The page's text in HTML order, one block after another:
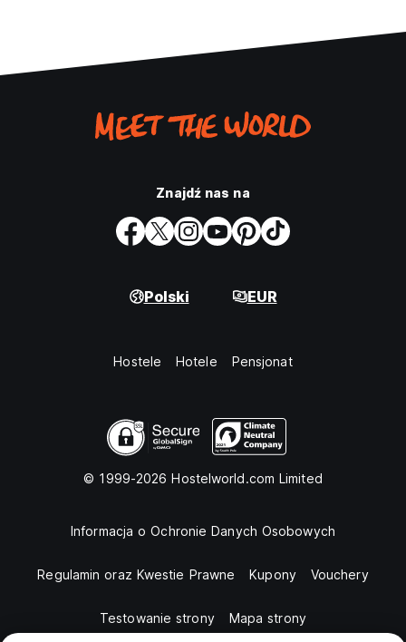
Znajdź nas na
Polski EUR
Hostele Hotele Pensjonat
© 1999-2026 Hostelworld.com Limited
Informacja o Ochronie Danych Osobowych
Regulamin oraz Kwestie Prawne Kupony Vouchery
Testowanie strony Mapa strony